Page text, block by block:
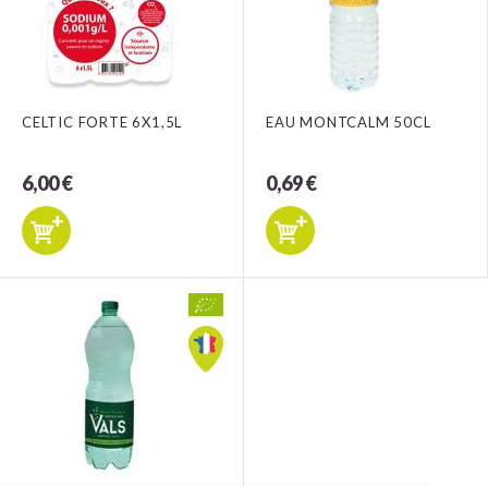
CELTIC FORTE 6X1,5L
6,00 €
EAU MONTCALM 50CL
0,69 €